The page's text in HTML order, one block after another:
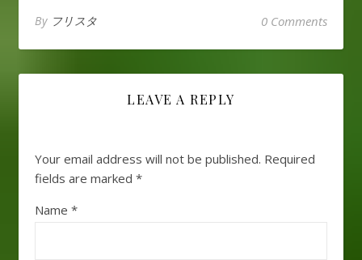
By フリスタ 0 Comments
LEAVE A REPLY
Your email address will not be published. Required
fields are marked *
Name *